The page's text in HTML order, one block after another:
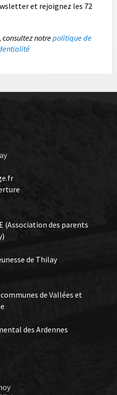
et rejoignez les 72
consultez notrepolitique de
(Association des parents
de Thilay
de Vallées et
des Ardennes